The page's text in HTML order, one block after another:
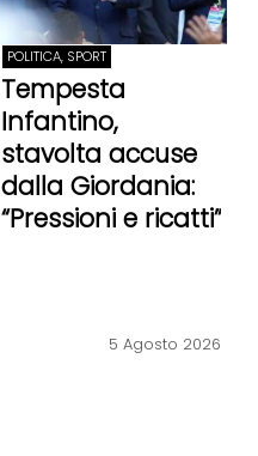
POLITICA, SPORT
Tempesta
Infantino,
stavolta accuse
dalla Giordania:
“Pressioni e ricatti”
5 Agosto 2026